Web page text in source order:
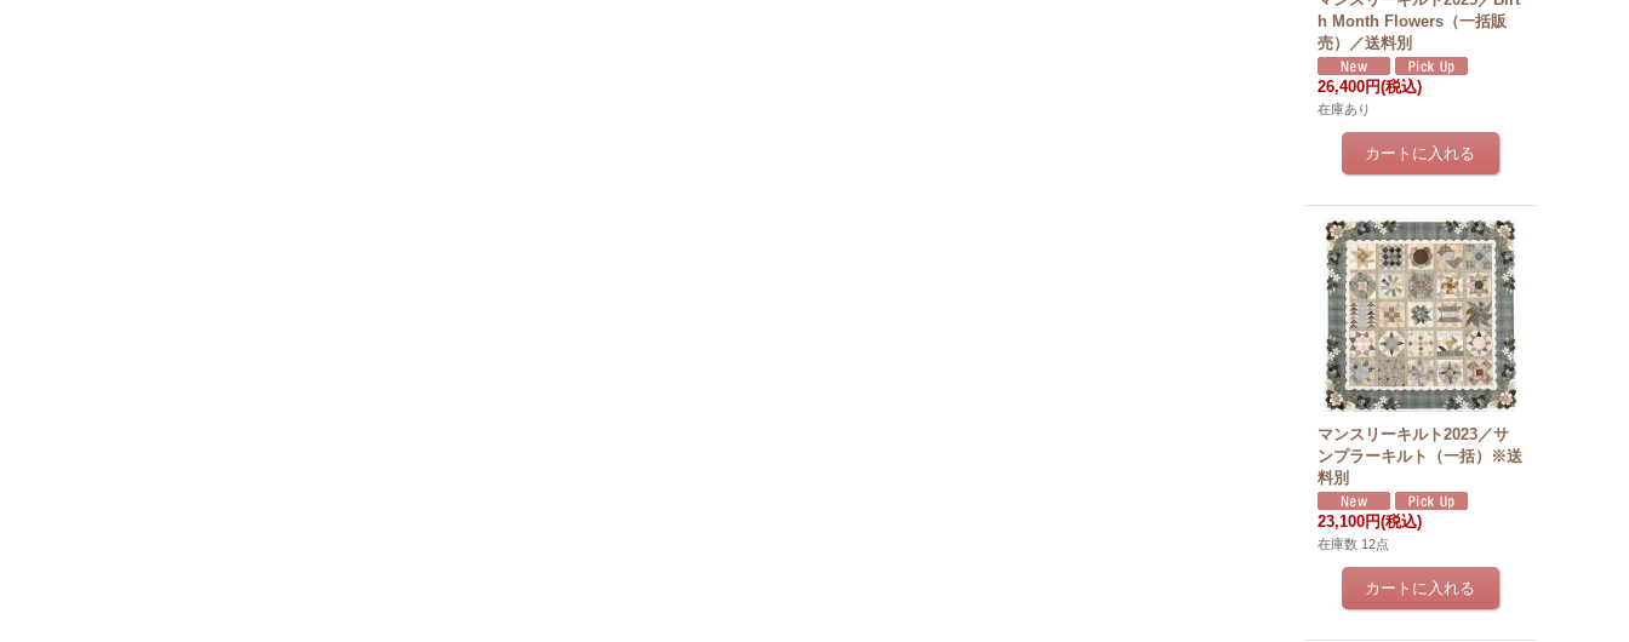
h Month Flowers（一括販
売）／送料別
26,400円(税込)
在庫あり
マンスリーキルト2023／サ
ンプラーキルト（一括）※送
料別
23,100円(税込)
在庫数 12点